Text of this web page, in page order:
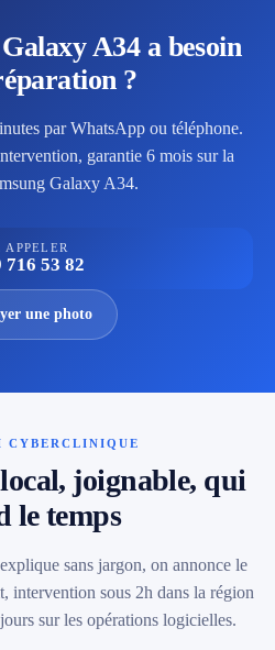
A34 a besoin
?
par WhatsApp ou téléphone.
garantie 6 mois sur la
Galaxy A34.
APPELER
716 53 82
une photo
CYBERCLINIQUE
joignable, qui
le temps
sans jargon, on annonce le
intervention sous 2h dans la région
sur les opérations logicielles.